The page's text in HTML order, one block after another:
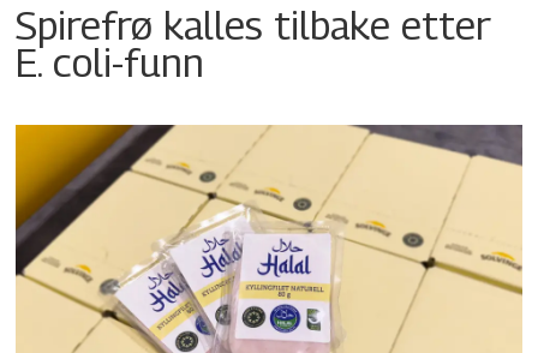
Spirefrø kalles tilbake etter
E. coli-funn